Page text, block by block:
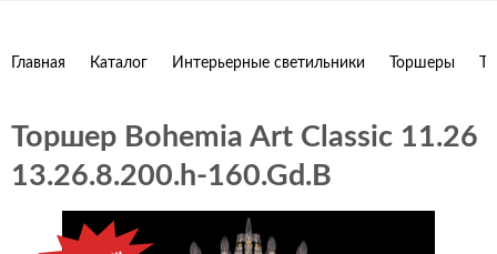
Главная Каталог Интерьерные светильники Торшеры
Торшер Bohemia Art Classic 11.26
13.26.8.200.h-160.Gd.B